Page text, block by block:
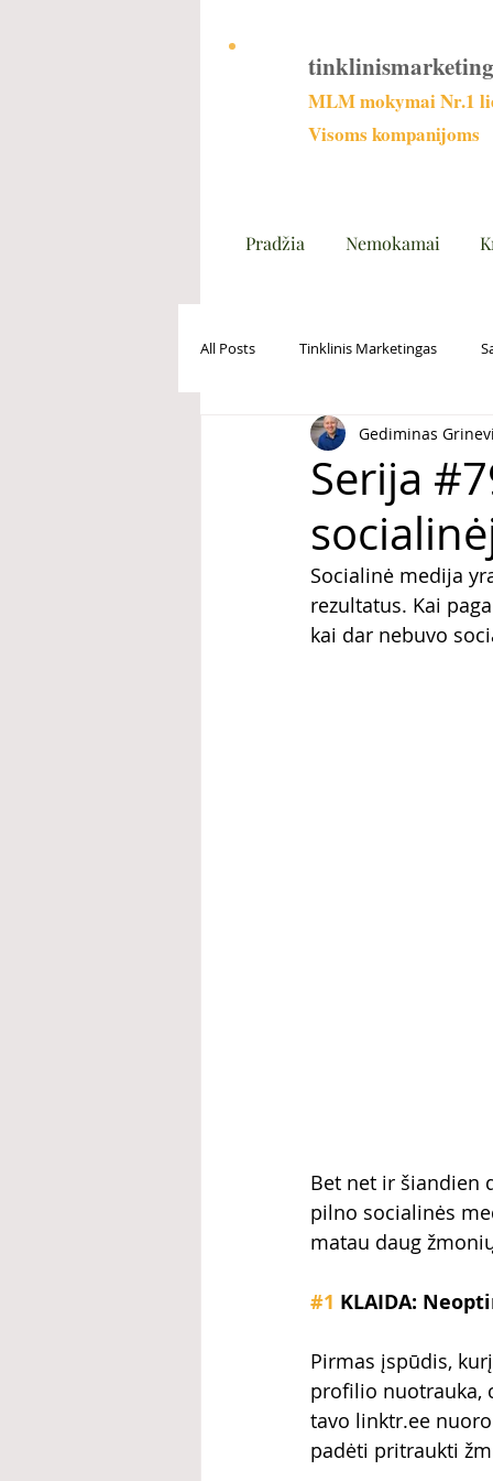
MLM mokymai Nr.1
Visoms kompanijoms
Pradžia Nemokamai
All Posts Tinklinis Marketingas
Serija
Gediminas
Socialinė medija
rezultatus. Kai
kai dar nebuvo
Bet net ir šiandien
pilno socialinės
matau daug
#1 KLAIDA:
Pirmas įspūdis,
profilio nuotrauka,
tavo linktr.ee
padėti pritraukti